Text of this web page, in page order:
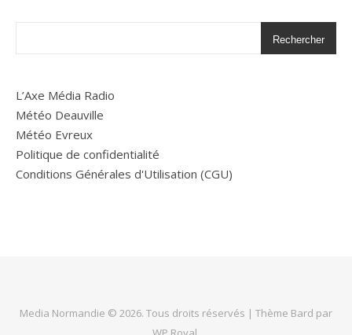
Rechercher
L’Axe Média Radio
Météo Deauville
Météo Evreux
Politique de confidentialité
Conditions Générales d'Utilisation (CGU)
Media Normandie © 2026. Tous droits réservés | Thème Bard par